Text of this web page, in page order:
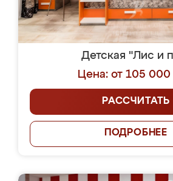
Детская "Лис и
Цена: от 105 000
РАССЧИТАТЬ
ПОДРОБНЕЕ